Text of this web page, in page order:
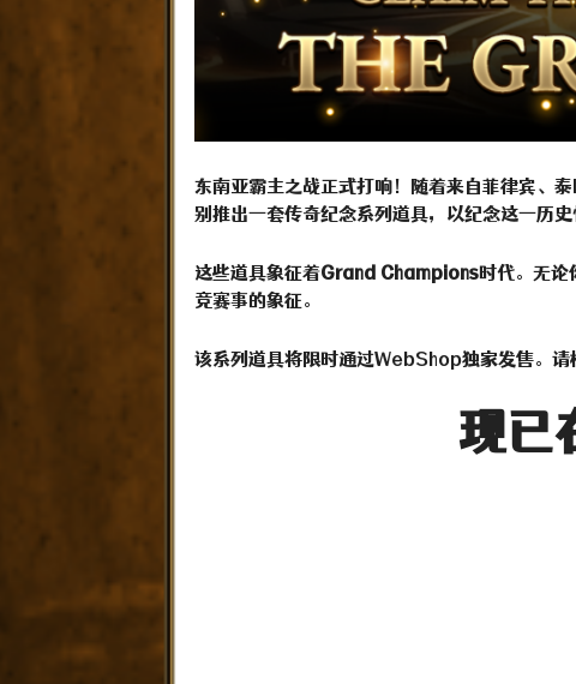
东南亚霸主之战正式打响！随着来自菲律宾、
别推出一套传奇纪念系列道具，以纪念这一历史
这些道具象征着Grand Champions时代。无论
竞赛事的象征。
该系列道具将限时通过WebShop独家发售。请
现已